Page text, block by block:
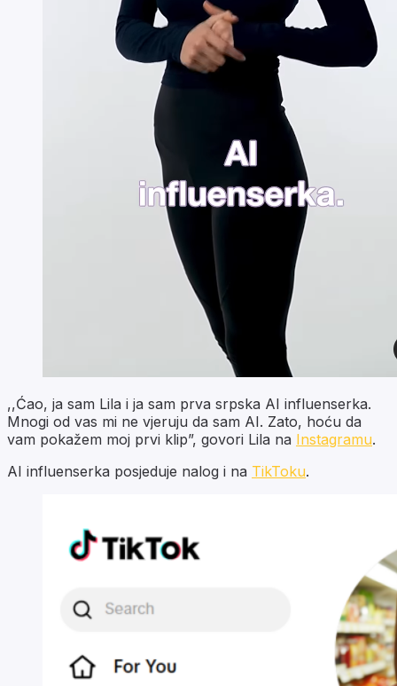
,,Ćao, ja sam Lila i ja sam prva srpska AI influenserka.
Mnogi od vas mi ne vjeruju da sam AI. Zato, hoću da
vam pokažem moj prvi klip”, govori Lila na Instagramu.
AI influenserka posjeduje nalog i na TikToku.